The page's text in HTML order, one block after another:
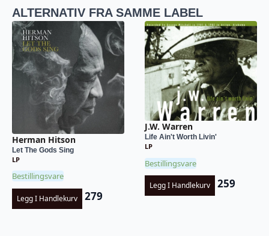
ALTERNATIV FRA SAMME LABEL
Herman Hitson
Let The Gods Sing
LP
Bestillingsvare
Legg I Handlekurv 279
J.W. Warren
Life Ain't Worth Livin'
LP
Bestillingsvare
Legg I Handlekurv 259